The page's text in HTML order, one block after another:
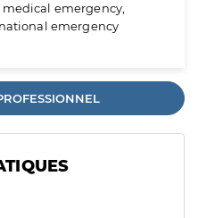
emergency,
emergency